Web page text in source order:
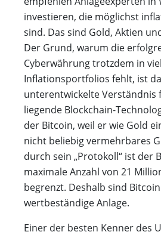
investieren, die möglichst
sind. Das sind Gold, Aktien
Der Grund, warum die
Cyberwährung trotzdem in
Inflationsportfolios fehlt, ist
unterentwickelte Verständnis
liegende Blockchain-
der Bitcoin, weil er wie Gold
nicht beliebig vermehrbares
durch sein „Protokoll“ ist der
maximale Anzahl von 21
begrenzt. Deshalb sind
wertbeständige Anlage.
Einer der besten Kenner des